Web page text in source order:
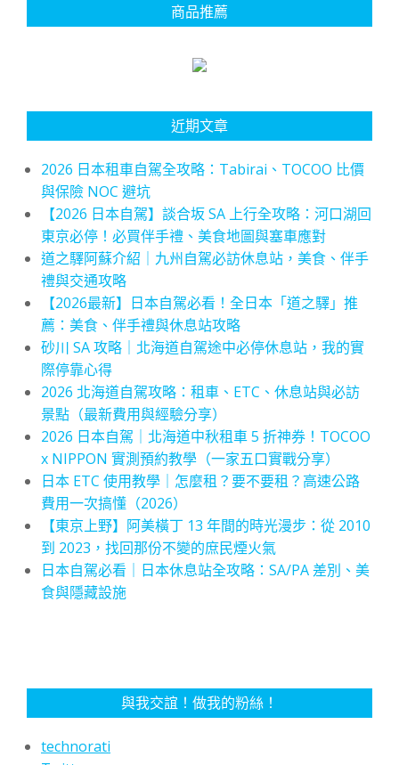
商品推薦
近期文章
2026 日本租車自駕全攻略：Tabirai、TOCOO 比價
與保險 NOC 避坑
【2026 日本自駕】談合坂 SA 上行全攻略：河口湖回
東京必停！必買伴手禮、美食地圖與塞車應對
道之驛阿蘇介紹｜九州自駕必訪休息站，美食、伴手
禮與交通攻略
【2026最新】日本自駕必看！全日本「道之驛」推
薦：美食、伴手禮與休息站攻略
砂川 SA 攻略｜北海道自駕途中必停休息站，我的實
際停靠心得
2026 北海道自駕攻略：租車、ETC、休息站與必訪
景點（最新費用與經驗分享）
2026 日本自駕｜北海道中秋租車 5 折神券！TOCOO
x NIPPON 實測預約教學（一家五口實戰分享）
日本 ETC 使用教學｜怎麼租？要不要租？高速公路
費用一次搞懂（2026）
【東京上野】阿美橫丁 13 年間的時光漫步：從 2010
到 2023，找回那份不變的庶民煙火氣
日本自駕必看｜日本休息站全攻略：SA/PA 差別、美
食與隱藏設施
與我交誼！做我的粉絲！
technorati